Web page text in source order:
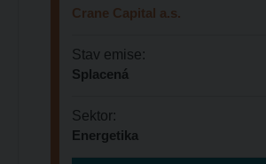
Crane Capital a.s.
Stav emise:
Splacená
Sektor:
Energetika